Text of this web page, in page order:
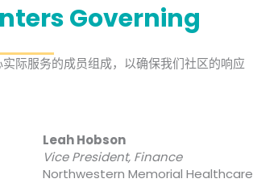
Governing
际服务的成员组成，以确保我们社区的响应
Leah Hobson
Vice President, Finance
Northwestern Memorial Healthcare